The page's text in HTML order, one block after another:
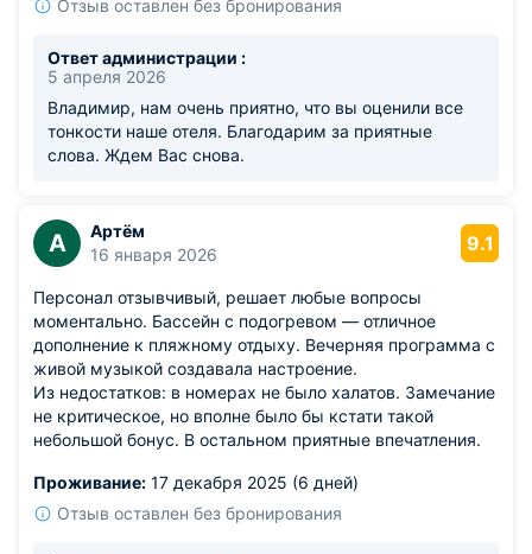
Отзыв оставлен без бронирования
Ответ администрации :
5 апреля 2026
Владимир, нам очень приятно, что вы оценили все
тонкости наше отеля. Благодарим за приятные
слова. Ждем Вас снова.
А
Артём
16 января 2026
9.1
Персонал отзывчивый, решает любые вопросы
моментально. Бассейн с подогревом — отличное
дополнение к пляжному отдыху. Вечерняя программа с
живой музыкой создавала настроение.
Из недостатков: в номерах не было халатов. Замечание
не критическое, но вполне было бы кстати такой
небольшой бонус. В остальном приятные впечатления.
Проживание: 17 декабря 2025 (6 дней)
Отзыв оставлен без бронирования